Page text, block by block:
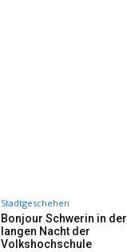
Stadtgeschehen
Bonjour Schwerin in der
langen Nacht der
Volkshochschule